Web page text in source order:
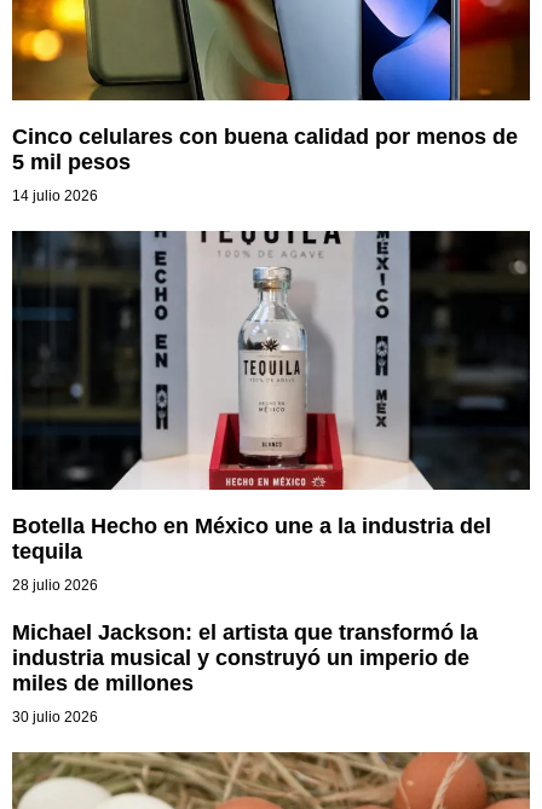
Cinco celulares con buena calidad por menos de
5 mil pesos
14 julio 2026
Botella Hecho en México une a la industria del
tequila
28 julio 2026
Michael Jackson: el artista que transformó la
industria musical y construyó un imperio de
miles de millones
30 julio 2026